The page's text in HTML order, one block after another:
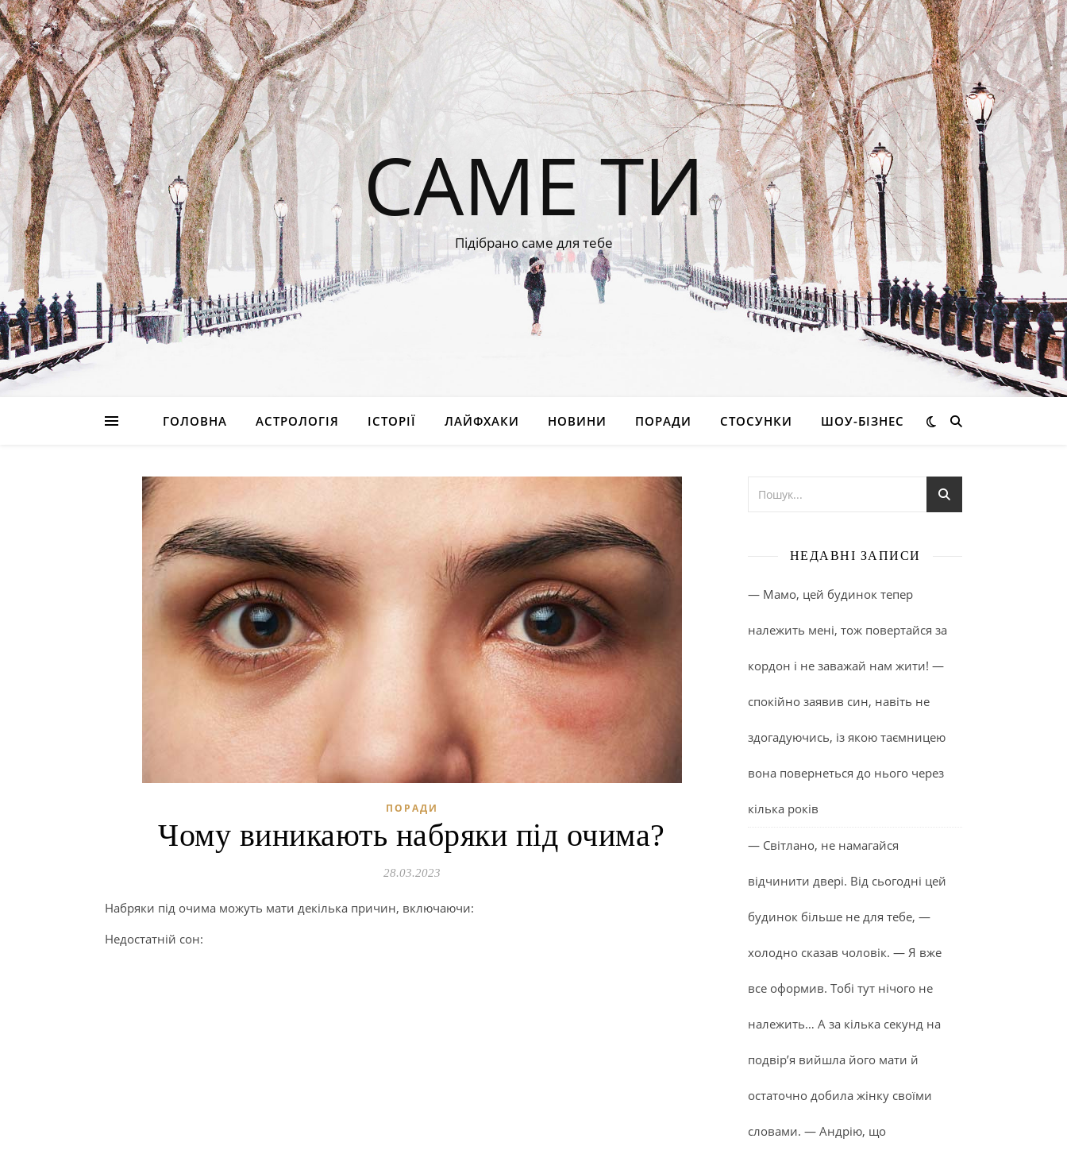
САМЕ ТИ
Підібрано саме для тебе
ГОЛОВНА АСТРОЛОГІЯ ІСТОРІЇ ЛАЙФХАКИ НОВИНИ ПОРАДИ СТОСУНКИ ШОУ-БІЗНЕС
ПОРАДИ
Чому виникають набряки під очима?
28.03.2023
Набряки під очима можуть мати декілька причин, включаючи:
Недостатній сон:
НЕДАВНІ ЗАПИСИ
— Мамо, цей будинок тепер
належить мені, тож повертайся за
кордон і не заважай нам жити! —
спокійно заявив син, навіть не
здогадуючись, із якою таємницею
вона повернеться до нього через
кілька років
— Світлано, не намагайся
відчинити двері. Від сьогодні цей
будинок більше не для тебе, —
холодно сказав чоловік. — Я вже
все оформив. Тобі тут нічого не
належить… А за кілька секунд на
подвір’я вийшла його мати й
остаточно добила жінку своїми
словами. — Андрію, що